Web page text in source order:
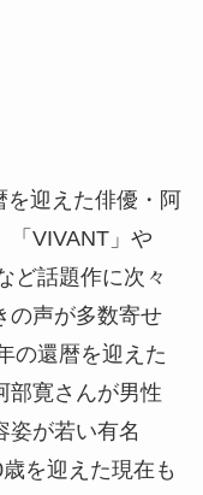
を迎えた俳優・阿
「VIVANT」や
ど話題作に次々
の声が多数寄せ
の還暦を迎えた
部寛さんが男性
姿が若い有名
を迎えた現在も